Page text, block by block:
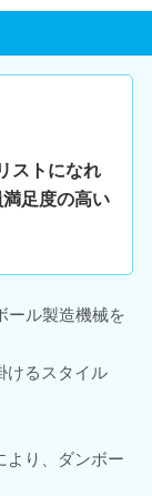
ストになれ
足度の高い
ール製造機械を
けるスタイル
より、ダンボー